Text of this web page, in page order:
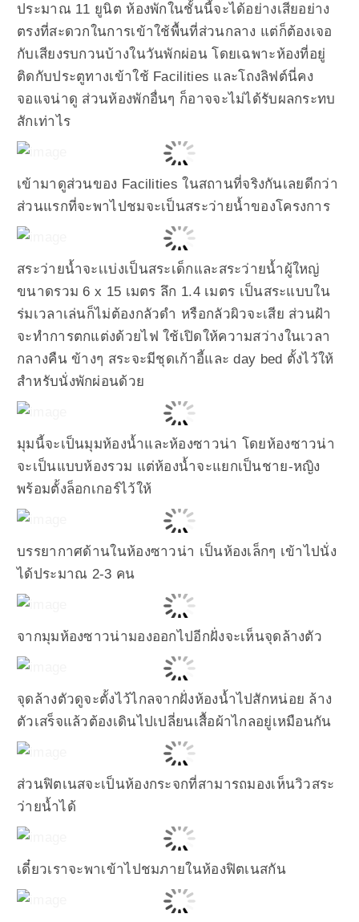
ประมาณ 11 ยูนิต ห้องพักในชั้นนี้จะได้อย่างเสียอย่าง
ตรงที่สะดวกในการเข้าใช้พื้นที่ส่วนกลาง แต่ก็ต้องเจอ
กับเสียงรบกวนบ้างในวันพักผ่อน โดยเฉพาะห้องที่อยู่
ติดกับประตูทางเข้าใช้ Facilities และโถงลิฟต์นี่คง
จอแจน่าดู ส่วนห้องพักอื่นๆ ก็อาจจะไม่ได้รับผลกระทบ
สักเท่าไร
เข้ามาดูส่วนของ Facilities ในสถานที่จริงกันเลยดีกว่า
ส่วนแรกที่จะพาไปชมจะเป็นสระว่ายน้ำของโครงการ
สระว่ายน้ำจะเเบ่งเป็นสระเด็กและสระว่ายน้ำผู้ใหญ่
ขนาดรวม 6 x 15 เมตร ลึก 1.4 เมตร เป็นสระแบบใน
ร่มเวลาเล่นก็ไม่ต้องกลัวดำ หรือกลัวผิวจะเสีย ส่วนฝ้า
จะทำการตกแต่งด้วยไฟ ใช้เปิดให้ความสว่างในเวลา
กลางคืน ข้างๆ สระจะมีชุดเก้าอี้และ day bed ตั้งไว้ให้
สำหรับนั่งพักผ่อนด้วย
มุมนี้จะเป็นมุมห้องน้ำและห้องซาวน่า โดยห้องซาวน่า
จะเป็นแบบห้องรวม แต่ห้องน้ำจะแยกเป็นชาย-หญิง
พร้อมตั้งล็อกเกอร์ไว้ให้
บรรยากาศด้านในห้องซาวน่า เป็นห้องเล็กๆ เข้าไปนั่ง
ได้ประมาณ 2-3 คน
จากมุมห้องซาวน่ามองออกไปอีกฝั่งจะเห็นจุดล้างตัว
จุดล้างตัวดูจะตั้งไว้ไกลจากฝั่งห้องน้ำไปสักหน่อย ล้าง
ตัวเสร็จแล้วต้องเดินไปเปลี่ยนเสื้อผ้าไกลอยู่เหมือนกัน
ส่วนฟิตเนสจะเป็นห้องกระจกที่สามารถมองเห็นวิวสระ
ว่ายน้ำได้
เดี๋ยวเราจะพาเข้าไปชมภายในห้องฟิตเนสกัน